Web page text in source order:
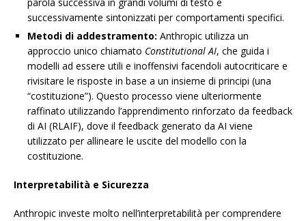
successivamente sintonizzati per comportamenti specifici.
Metodi di addestramento: Anthropic utilizza un
approccio unico chiamato Constitutional AI, che guida i
modelli ad essere utili e inoffensivi facendoli autocriticare e
rivisitare le risposte in base a un insieme di principi (una
“costituzione”). Questo processo viene ulteriormente
raffinato utilizzando l’apprendimento rinforzato da feedback
di AI (RLAIF), dove il feedback generato da AI viene
utilizzato per allineare le uscite del modello con la
costituzione.
Interpretabilità e Sicurezza
Anthropic investe molto nell’interpretabilità per comprendere